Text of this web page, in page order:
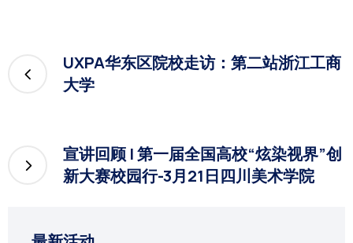
UXPA华东区院校走访：第二站浙江工商
大学
宣讲回顾 | 第一届全国高校“炫染视界”创
新大赛校园行-3月21日四川美术学院